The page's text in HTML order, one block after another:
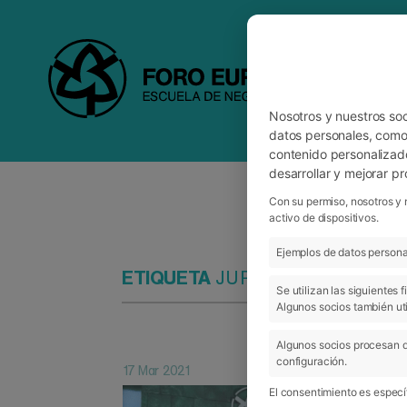
ETIQUETAJURADO
17 Mar 2021
Nosotros y nuestros
datos personales,
contenido
desarrollar y mejorar
Con su permiso, nosotros
activo de dispositivos.
Ejemplos de datos
Se utilizan las siguientes
Algunos socios también
Algunos socios procesan
configuración.
El consentimiento es